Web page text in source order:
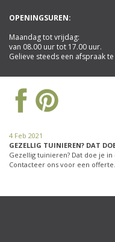
OPENINGSUREN:
Maandag tot vrijdag:
van 08.00 uur tot 17.00 uur.
Gelieve steeds een afspraak
4 Feb 2021
GEZELLIG TUINIEREN? DAT
Gezellig tuinieren? Dat doe je
Contacteer ons voor een offerte…